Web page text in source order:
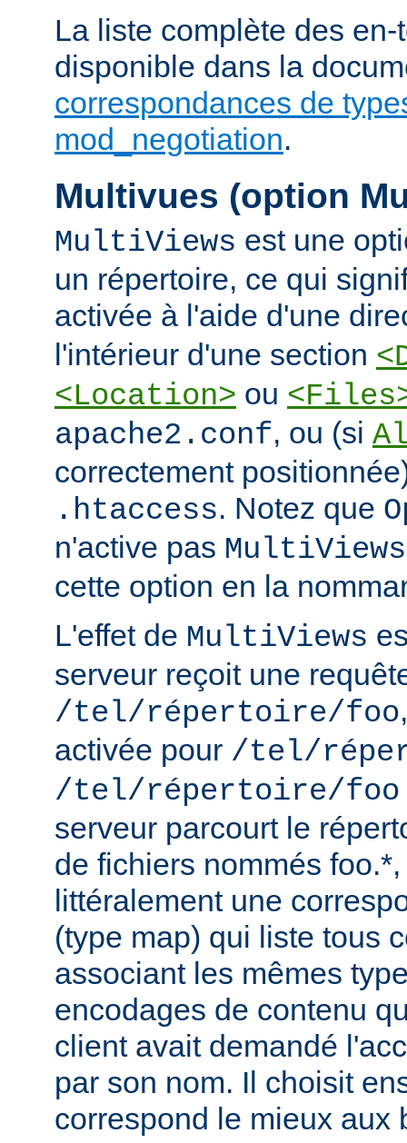
La liste complète des
disponible dans la
correspondances de
mod_negotiation.
Multivues (option
MultiViews est une
un répertoire, ce qui
activée à l'aide d'une
l'intérieur d'une section
<Location> ou
apache2.conf, ou (si
correctement
.htaccess. Notez que
n'active pas MultiViews
cette option en la
L'effet de MultiViews
serveur reçoit une
/tel/répertoire/foo
activée pour /tel/
/tel/répertoire/foo
serveur parcourt le
de fichiers nommés
littéralement une
(type map) qui liste tous
associant les mêmes
encodages de contenu
client avait demandé
par son nom. Il choisit
correspond le mieux aux